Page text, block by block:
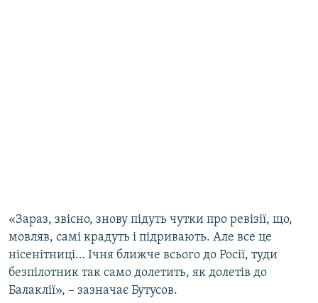
«Зараз, звісно, знову підуть чутки про ревізії, що,
мовляв, самі крадуть і підривають. Але все це
нісенітниці… Ічня ближче всього до Росії, туди
безпілотник так само долетить, як долетів до
Балаклії», – зазначає Бутусов.